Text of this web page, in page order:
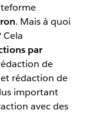
. Mais à quoi
par
de
rédaction de
important
avec des